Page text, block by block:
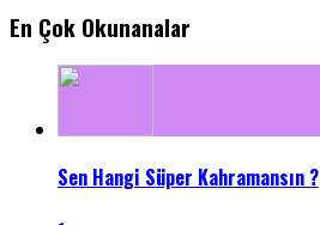
En Çok Okunanalar
Sen Hangi Süper Kahramansın ?